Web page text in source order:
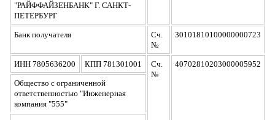
"РАЙФФАЙЗЕНБАНК" Г. САНКТ-
ПЕТЕРБУРГ
Банк получателя
Сч.
№
30101810100000000723
ИНН 7805636200 КПП 781301001
Сч.
№
40702810203000005952
Общество с ограниченной
ответственностью "Инженерная
компания "555"